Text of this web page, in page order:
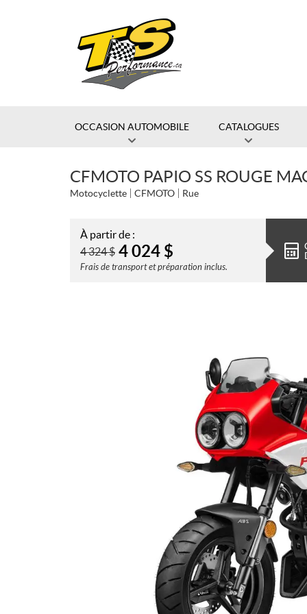
OCCASION AUTOMOBILE CATALOGUES
CFMOTO PAPIO SS ROUGE
Motocyclette CFMOTO Rue
À partir de :
4 324$ 4 024 $
Frais de transport et préparation inclus.